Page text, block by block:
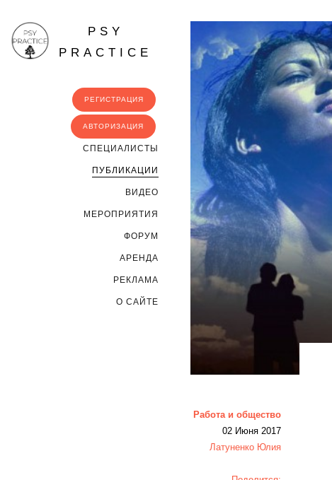
PSY
PRACTICE
РЕГИСТРАЦИЯ
АВТОРИЗАЦИЯ
CПЕЦИАЛИСТЫ
ПУБЛИКАЦИИ
ВИДЕО
МЕРОПРИЯТИЯ
ФОРУМ
АРЕНДА
РЕКЛАМА
О САЙТЕ
Работа и общество
02 Июня 2017
Латуненко Юлия